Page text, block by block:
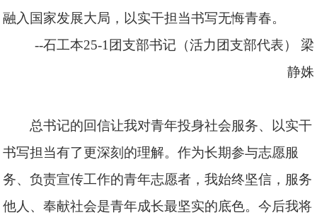
融入国家发展大局，以实干担当书写无悔青春。
--石工本25-1团支部书记（活力团支部代表）
梁
静姝
总书记的回信让我对青年投身社会服务、以实干
书写担当有了更深刻的理解。作为长期参与志愿服
务、负责宣传工作的青年志愿者，我始终坚信，服务
他人、奉献社会是青年成长最坚实的底色。今后我将